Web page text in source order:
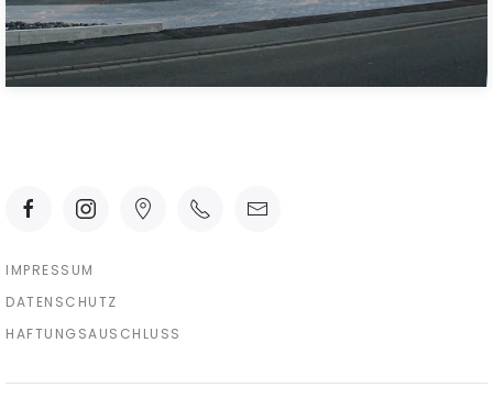
IMPRESSUM
DATENSCHUTZ
HAFTUNGSAUSCHLUSS